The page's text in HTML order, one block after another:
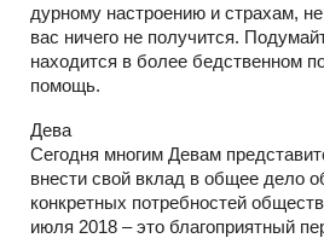
дурному настроению и страхам,
вас ничего не получится.
находится в более бедственном
помощь.
Дева
Сегодня многим Девам
внести свой вклад в общее дело
конкретных потребностей
июля 2018 – это благоприятный